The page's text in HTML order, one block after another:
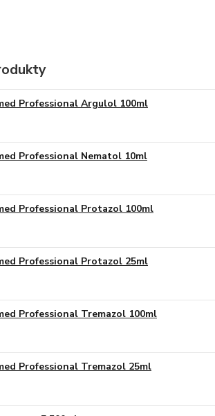
Professional Argulol 100ml
Professional Nematol 10ml
Professional Protazol 100ml
Professional Protazol 25ml
Professional Tremazol 100ml
Professional Tremazol 25ml